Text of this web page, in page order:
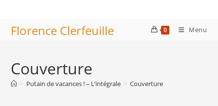
contentFlorence Clerfeuille 0 Menu
Couverture
> Putain de vacances ! – L’intégrale > Couverture